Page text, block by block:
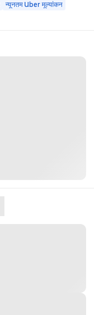
न्यूनतम Uber मूल्यांकन